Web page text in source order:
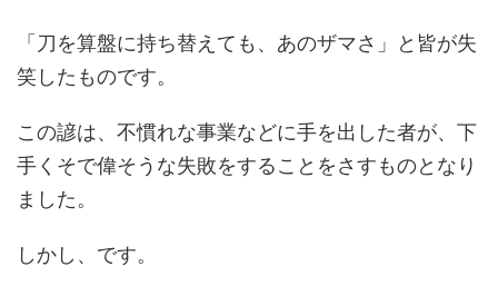
「刀を算盤に持ち替えても、あのザマさ」と皆が失
笑したものです。
この諺は、不慣れな事業などに手を出した者が、下
手くそで偉そうな失敗をすることをさすものとなり
ました。
しかし、です。